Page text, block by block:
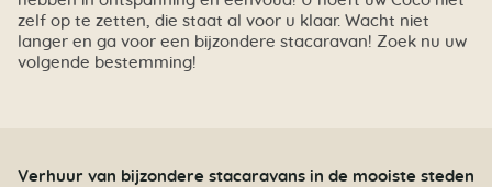
zelf op te zetten, die staat al voor u klaar. Wacht niet
langer en ga voor een bijzondere stacaravan! Zoek nu uw
volgende bestemming!
Verhuur van bijzondere stacaravans in de mooiste steden